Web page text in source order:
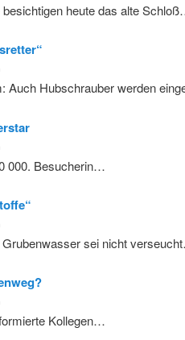
besichtigen heute das alte
Auch Hubschrauber werden
000. Besucherin…
sei nicht
Kollegen…